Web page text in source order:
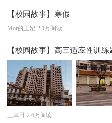
【校园故事】寒假
Mor的王妃 2.1万阅读
【校园故事】高三适应性训
三聿田 2.6万阅读